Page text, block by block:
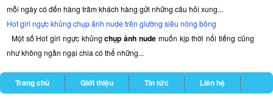
mỗi ngày có đến hàng trăm khách hàng gửi những câu hỏi xung...
Hot girl ngực khủng chụp ảnh nude trên giường siêu nóng bỏng
Một số Hot girl ngực khủngchụp ảnh nude muốn kịp thời nổi tiếng cũng
như không ngần ngại chia có thể những...
Trang chủ Giới thiệu Tin tức Liên hệ